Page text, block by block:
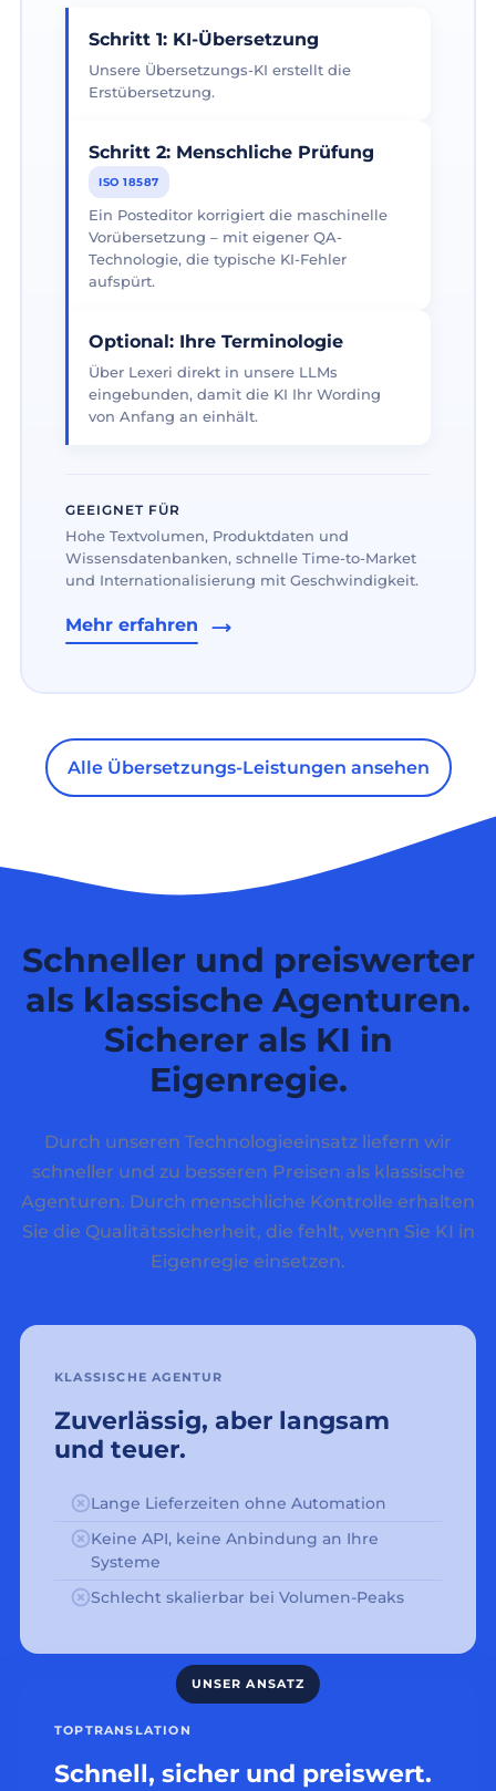
Schritt 1: KI-Übersetzung
Unsere Übersetzungs-KI erstellt die
Erstübersetzung.
Schritt 2: Menschliche Prüfung
ISO 18587
Ein Posteditor korrigiert die maschinelle
Vorübersetzung – mit eigener QA-
Technologie, die typische KI-Fehler
aufspürt.
Optional: Ihre Terminologie
Über Lexeri direkt in unsere LLMs
eingebunden, damit die KI Ihr Wording
von Anfang an einhält.
GEEIGNET FÜR
Hohe Textvolumen, Produktdaten und
Wissensdatenbanken, schnelle Time-to-Market
und Internationalisierung mit Geschwindigkeit.
Mehr erfahren
Alle Übersetzungs-Leistungen ansehen
Schneller und preiswerter
als klassische Agenturen.
Sicherer als KI in
Eigenregie.
Durch unseren Technologieeinsatz liefern wir
schneller und zu besseren Preisen als klassische
Agenturen. Durch menschliche Kontrolle erhalten
Sie die Qualitätssicherheit, die fehlt, wenn Sie KI in
Eigenregie einsetzen.
KLASSISCHE AGENTUR
Zuverlässig, aber langsam
und teuer.
Lange Lieferzeiten ohne Automation
Keine API, keine Anbindung an Ihre
Systeme
Schlecht skalierbar bei Volumen-Peaks
TOPTRANSLATION
Schnell, sicher und preiswert.